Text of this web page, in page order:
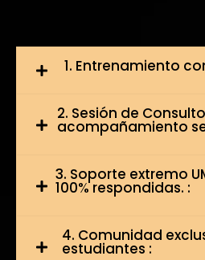
1. Entrenamiento
2. Sesión de
acompañamiento
3. Soporte extremo
100% respondidas. :
4. Comunidad
estudiantes :